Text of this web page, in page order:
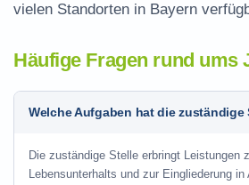
vielen Standorten in Bayern
Häufige Fragen rund ums
Welche Aufgaben hat die zuständige
Die zuständige Stelle erbringt Leistungen
Lebensunterhalts und zur Eingliederung